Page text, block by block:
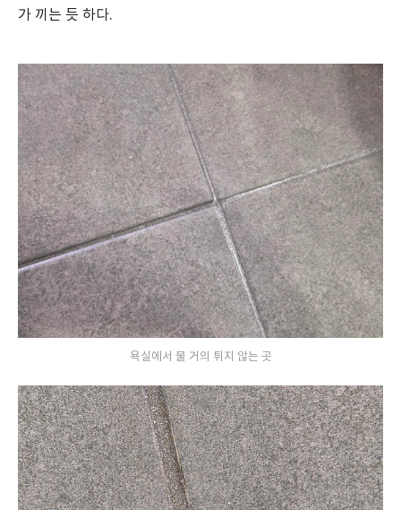
가 끼는 듯 하다.
욕실에서 물 거의 튀지 않는 곳